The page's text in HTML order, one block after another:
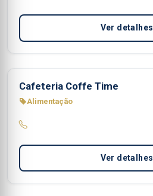
Ver detalhes
Cafeteria Coffe Time
Alimentação
Ver detalhes